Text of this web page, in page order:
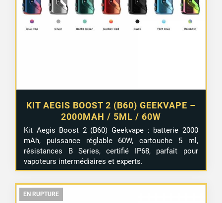
KIT AEGIS BOOST 2 (B60) GEEKVAPE –
2000MAH / 5ML / 60W
Kit Aegis Boost 2 (B60) Geekvape : batterie 2000
mAh, puissance réglable 60W, cartouche 5 ml,
résistances B Series, certifié IP68, parfait pour
vapoteurs intermédiaires et experts.
EN RUPTURE
EN RUPTURE
EN RUPTURE